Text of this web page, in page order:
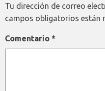
Tu dirección de correo
campos obligatorios están
Comentario *